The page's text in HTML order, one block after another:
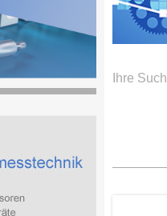
Ihre